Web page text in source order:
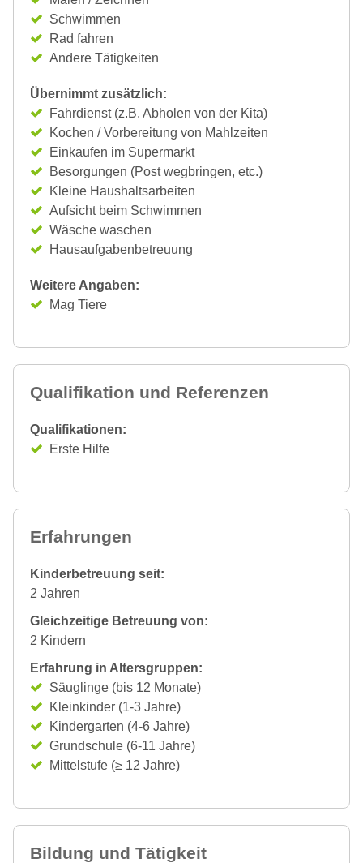
Schwimmen
Rad fahren
Andere Tätigkeiten
Übernimmt zusätzlich:
Fahrdienst (z.B. Abholen von der Kita)
Kochen / Vorbereitung von Mahlzeiten
Einkaufen im Supermarkt
Besorgungen (Post wegbringen, etc.)
Kleine Haushaltsarbeiten
Aufsicht beim Schwimmen
Wäsche waschen
Hausaufgabenbetreuung
Weitere Angaben:
Mag Tiere
Qualifikation und Referenzen
Qualifikationen:
Erste Hilfe
Erfahrungen
Kinderbetreuung seit:
2 Jahren
Gleichzeitige Betreuung von:
2 Kindern
Erfahrung in Altersgruppen:
Säuglinge (bis 12 Monate)
Kleinkinder (1-3 Jahre)
Kindergarten (4-6 Jahre)
Grundschule (6-11 Jahre)
Mittelstufe (≥ 12 Jahre)
Bildung und Tätigkeit